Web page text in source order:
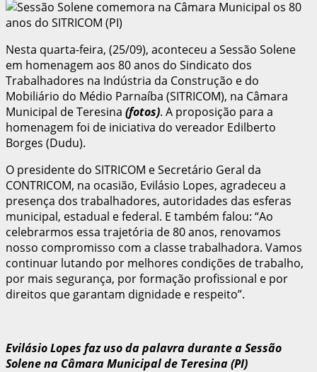
Nesta quarta-feira, (25/09), aconteceu a Sessão Solene
em homenagem aos 80 anos do Sindicato dos
Trabalhadores na Indústria da Construção e do
Mobiliário do Médio Parnaíba (SITRICOM), na Câmara
Municipal de Teresina (fotos). A proposição para a
homenagem foi de iniciativa do vereador Edilberto
Borges (Dudu).
O presidente do SITRICOM e Secretário Geral da
CONTRICOM, na ocasião, Evilásio Lopes, agradeceu a
presença dos trabalhadores, autoridades das esferas
municipal, estadual e federal. E também falou: “Ao
celebrarmos essa trajetória de 80 anos, renovamos
nosso compromisso com a classe trabalhadora. Vamos
continuar lutando por melhores condições de trabalho,
por mais segurança, por formação profissional e por
direitos que garantam dignidade e respeito”.
Evilásio Lopes faz uso da palavra durante a Sessão
Solene na Câmara Municipal de Teresina (PI)